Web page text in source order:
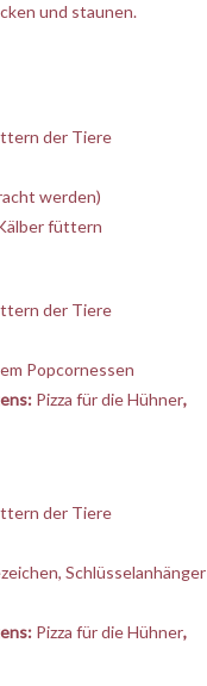
und staunen.
der Tiere
werden)
füttern
der Tiere
Popcornessen
Pizza für die Hühner,
der Tiere
Schlüsselanhänger
Pizza für die Hühner,